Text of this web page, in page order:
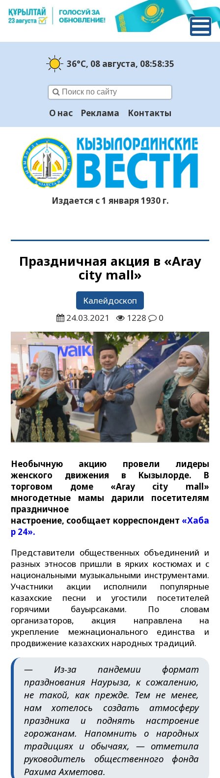
36°C, 08 августа, 08:58:36
О нас Реклама Контакты
Издается с 1 января 1930 г.
Праздничная акция в «Aray
city mall»
Калейдоскоп
24.03.2021
1228 0
Необычную акцию провели лидеры
женского движения в Кызылорде. В
торговом доме «Aray city mall»
многодетные мамы дарили посетителям
праздничное
настроение, сообщает корреспондент «Хаба
р 24».
Представители общественных объединений и
разных этносов пришли в ярких костюмах и с
национальными музыкальными инструментами.
Участники акции исполнили популярные
казахские песни и угостили посетителей
горячими бауырсаками. По словам
организаторов, акция направлена на
укрепление межнационального единства и
продвижение казахских народных традиций.
— Из-за пандемии формат
празднования Наурыза, к сожалению,
не такой, как прежде. Тем не менее,
нам хотелось создать атмосферу
праздника и поднять настроение
горожанам. Напомнить о народных
традициях и обычаях, — отметила
руководитель общественного фонда
Рахима Ахметова.